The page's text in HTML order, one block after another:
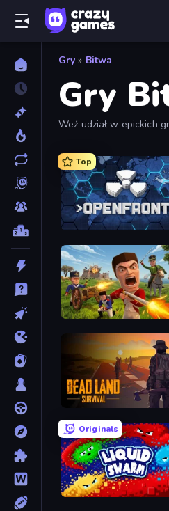
Gry » Bitwa
Gry
Weź udział w epickich
Top
Openfront
Redcoats.io
Dead Land: Survival
Originals
Liquid Swarm